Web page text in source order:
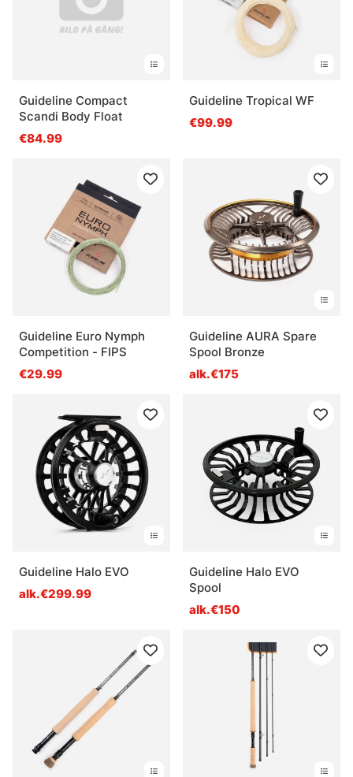
Guideline Compact
Scandi Body Float
€84.99
Guideline Tropical WF
€99.99
Guideline Euro Nymph
Competition - FIPS
€29.99
Guideline AURA Spare
Spool Bronze
alk.€175
Guideline Halo EVO
alk.€299.99
Guideline Halo EVO
Spool
alk.€150